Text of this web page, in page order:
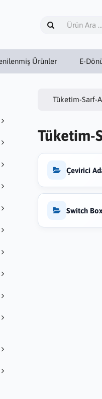
Ürünler E-
Tüketim-Sarf-
Tüketim-
Çevirici
Switch Box